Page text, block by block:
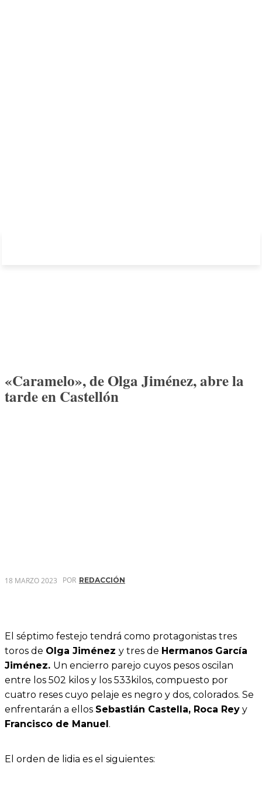
«Caramelo», de Olga Jiménez, abre la
tarde en Castellón
18 MARZO 2023 POR REDACCIÓN
El séptimo festejo tendrá como protagonistas tres
toros de Olga Jiménez y tres de Hermanos García
Jiménez. Un encierro parejo cuyos pesos oscilan
entre los 502 kilos y los 533kilos, compuesto por
cuatro reses cuyo pelaje es negro y dos, colorados. Se
enfrentarán a ellos Sebastián Castella, Roca Rey y
Francisco de Manuel.
El orden de lidia es el siguientes: